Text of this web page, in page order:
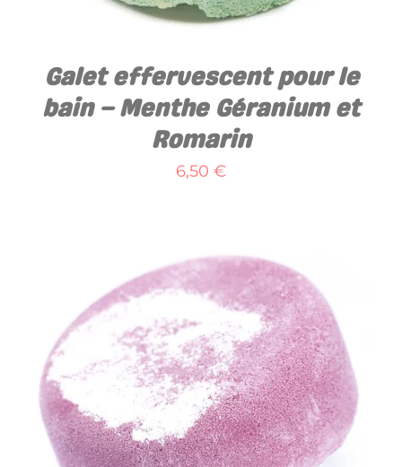
Galet effervescent pour le
bain – Menthe Géranium et
Romarin
6,50 €
AJOUTER AU PANIER
/
DÉTAILS